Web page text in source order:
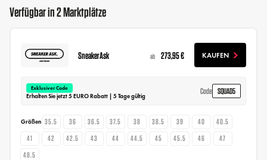
Verfügbar in 2 Marktplätze
SneakerAsk ab 273,95 € KAUFEN
Exklusiver Code
Erhalten Sie jetzt 5 EURO Rabatt | 5 Tage gültig
Code SQUAD5
Größen 35.5 36 36.5 37.5 38 38.5 39 40
40.5
41
42 42.5 43 44 44.5 45 45.5 46
47
48.5